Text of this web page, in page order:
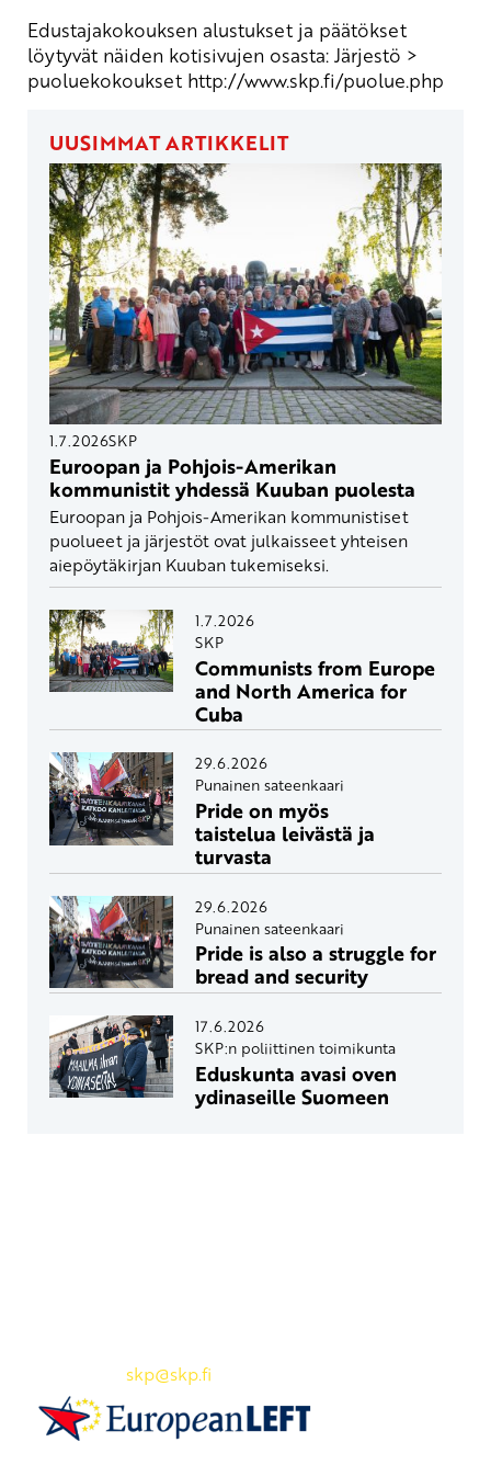
Edustajakokouksen alustukset ja päätökset
löytyvät näiden kotisivujen osasta: Järjestö >
puoluekokoukset http://www.skp.fi/puolue.php
UUSIMMAT ARTIKKELIT
1.7.2026SKP
Euroopan ja Pohjois-Amerikan
kommunistit yhdessä Kuuban puolesta
Euroopan ja Pohjois-Amerikan kommunistiset
puolueet ja järjestöt ovat julkaisseet yhteisen
aiepöytäkirjan Kuuban tukemiseksi.
1.7.2026
SKP
Communists from Europe
and North America for
Cuba
29.6.2026
Punainen sateenkaari
Pride on myös
taistelua leivästä ja
turvasta
29.6.2026
Punainen sateenkaari
Pride is also a struggle for
bread and security
17.6.2026
SKP:n poliittinen toimikunta
Eduskunta avasi oven
ydinaseille Suomeen
skp@skp.fi